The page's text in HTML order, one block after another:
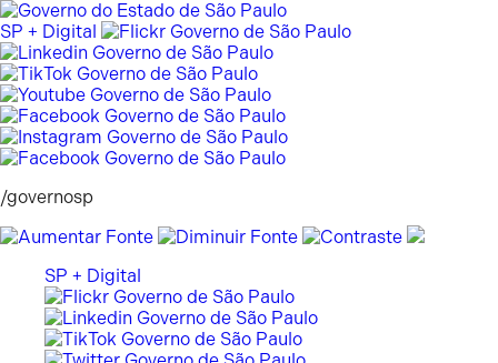
Pular
para
o
conteúdo
SP + Digital
/governosp
SP + Digital